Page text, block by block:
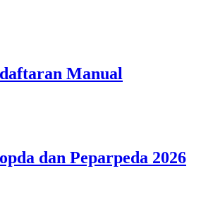
Manual
dan Peparpeda 2026